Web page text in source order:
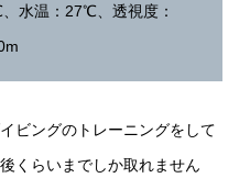
水温：27℃、透視度：
ビングのトレーニングをして
くらいまでしか取れません